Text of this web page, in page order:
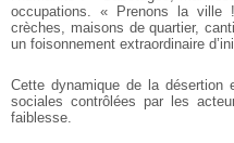
occupations. « Prenons la ville
crèches, maisons de quartier,
un foisonnement extraordinaire
Cette dynamique de la désertion
sociales contrôlées par les
faiblesse.